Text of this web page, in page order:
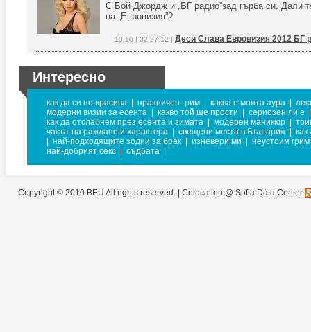
С Бой Джордж и „БГ радио”зад гърба си. Дали
на „Евровизия”?
10:10 | 02-27-12 | Деси Слава Евровизия 2012 БГ
Интересно
как да си по-красива празничен грим каква е моята аура
модерни визии за есента
какво той ще прости сериозен ли е
как да отслабнем през есента и зимата
модерен маникюр
часът на раждане и характера
свещени места в България
как
най-подходящите зодии за брак изневери ми
неустоим грим
най-добрият секс
съдбата
Copyright © 2010 BEU All rights reserved. | Colocation @ Sofia Data Center